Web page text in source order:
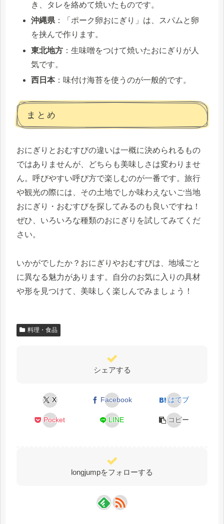
き、タレを絡めて焼いたものです。
沖縄県：「ポーク卵おにぎり」は、スパムと卵
を挟んで作ります。
東北地方 ：生味噌をつけて焼いたおにぎりが人
気です。
西日本：味付け海苔を使うのが一般的です。
まとめ
おにぎりとおむすびの違いは一概に決められるもの
ではありませんが、どちらも美味しさは変わりませ
ん。呼びやすい呼び方で楽しむのが一番です。旅行
や観光の際には、その土地でしか味わえないご当地
おにぎり・おむすびを探してみるのも良いですね！
ぜひ、いろいろな種類のおにぎりを試してみてくだ
さい。
いかがでしたか？おにぎりやおむすびは、地域ごと
に異なる魅力があります。自分のお気に入りの具材
や形を見つけて、美味しく楽しんでみましょう！
料理・食品
シェアする
X Facebook はてブ
Pocket LINE コピー
longjumpをフォローする